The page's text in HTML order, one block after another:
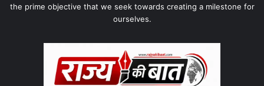
the prime objective that we seek towards creating a milestone for
ourselves.